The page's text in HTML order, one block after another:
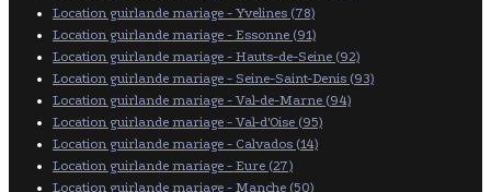
Location guirlande mariage - Yvelines (78)
Location guirlande mariage - Essonne (91)
Location guirlande mariage - Hauts-de-Seine (92)
Location guirlande mariage - Seine-Saint-Denis (93)
Location guirlande mariage - Val-de-Marne (94)
Location guirlande mariage - Val-d'Oise (95)
Location guirlande mariage - Calvados (14)
Location guirlande mariage - Eure (27)
Location guirlande mariage - Manche (50)